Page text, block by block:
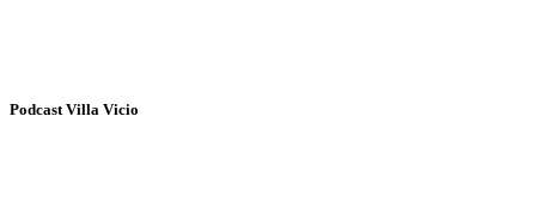
Podcast Villa Vicio